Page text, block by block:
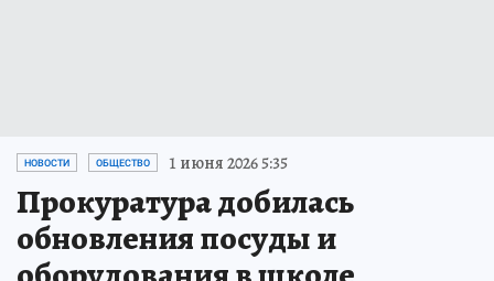
НОВОСТИ ОБЩЕСТВО 1 июня 2026 5:35
Прокуратура добилась
обновления посуды и